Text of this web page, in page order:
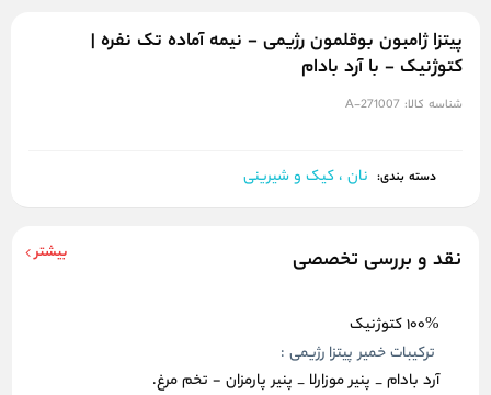
پیتزا ژامبون بوقلمون رژیمی - نیمه آماده تک نفره |
کتوژنیک - با آرد بادام
شناسه کالا: A-271007
دسته بندی: نان ، کیک و شیرینی
نقد و بررسی تخصصی بیشتر
100% کتوژنیک
ترکیبات خمیر پیتزا رژیمی :
آرد بادام _ پنیر موزارلا _ پنیر پارمزان - تخم مرغ.